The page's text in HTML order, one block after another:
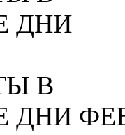
ДНИ
В
ДНИ